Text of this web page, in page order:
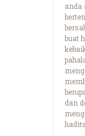
anda
buat
dan